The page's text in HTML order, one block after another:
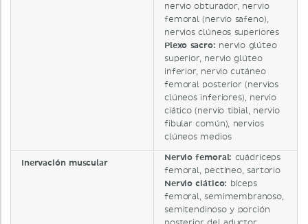
nervio obturador, nervio
femoral (nervio safeno),
nervios clúneos superiores
Plexo sacro: nervio glúteo
superior, nervio glúteo
inferior, nervio cutáneo
femoral posterior (nervios
clúneos inferiores), nervio
ciático (nervio tibial, nervio
fibular común), nervios
clúneos medios
Inervación muscular
Nervio femoral: cuádriceps
femoral, pectíneo, sartorio
Nervio ciático: bíceps
femoral, semimembranoso,
semitendinoso y porción